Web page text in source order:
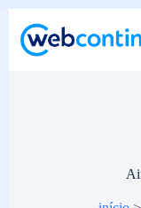
para